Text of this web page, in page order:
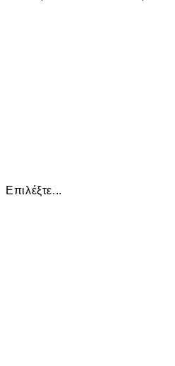
Επιλέξτε...